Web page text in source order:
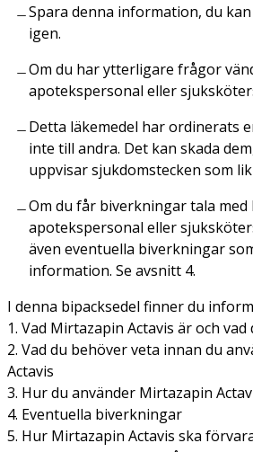
Spara denna information, du
igen.
Om du har ytterligare frågor
apotekspersonal eller
Detta läkemedel har ordinerats
inte till andra. Det kan skada
uppvisar sjukdomstecken som
Om du får biverkningar tala med
apotekspersonal eller
även eventuella biverkningar
information. Se avsnitt 4.
I denna bipacksedel finner du
1. Vad Mirtazapin Actavis är och
2. Vad du behöver veta innan du
Actavis
3. Hur du använder Mirtazapin
4. Eventuella biverkningar
5. Hur Mirtazapin Actavis ska